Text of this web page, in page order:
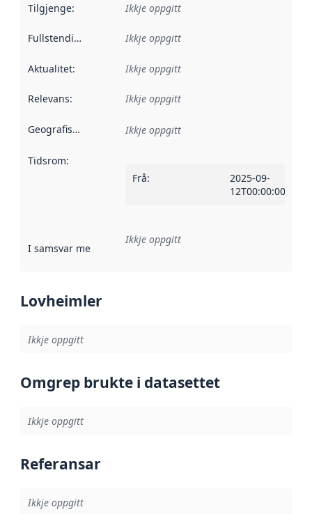
Tilgjenge: Ikkje oppgitt
Fullstendigheit Ikkje oppgitt
Aktualitet: Ikkje oppgitt
Relevans: Ikkje oppgitt
Geografisk område Ikkje oppgitt
Tidsrom:
Frå:
2025-09-
12T00:00:00Z
I samsvar med Referanse til ei implementeringsregel eller
Ikkje oppgitt
Lovheimler
Ikkje oppgitt
Omgrep brukte i datasettet
Ikkje oppgitt
Referansar
Ikkje oppgitt